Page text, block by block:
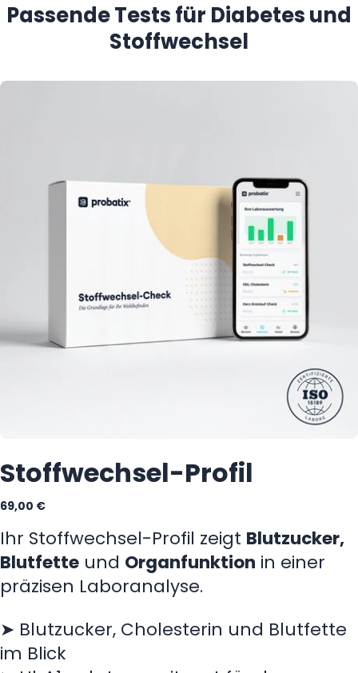
Passende Tests für Diabetes und
Stoffwechsel
Stoffwechsel-Profil
Regulärer
69,00 €
Ihr Stoffwechsel-Profil zeigt Blutzucker,
Blutfette und Organfunktion in einer
präzisen Laboranalyse.
➤ Blutzucker, Cholesterin und Blutfette
im Blick